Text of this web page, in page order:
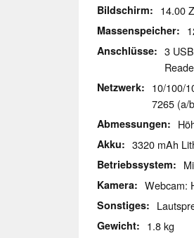
Bildschirm 14.00
Massenspeicher
Anschlüsse
3
Netzwerk
10/100/
7265 (a/
Abmessungen
Akku 3320 mAh
Betriebssystem
Kamera Webcam:
Sonstiges
Gewicht 1.8 kg